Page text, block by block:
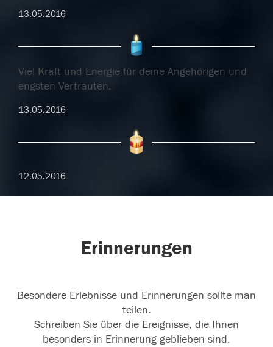
13.05.2016
Viel Kraft und Energie für deine Angehörigen und
engsten Vertrauten.
13.05.2016
12.05.2016
Erinnerungen
Besondere Erlebnisse und Erinnerungen sollte man
teilen.
Schreiben Sie über die Ereignisse, die Ihnen
besonders in Erinnerung geblieben sind.